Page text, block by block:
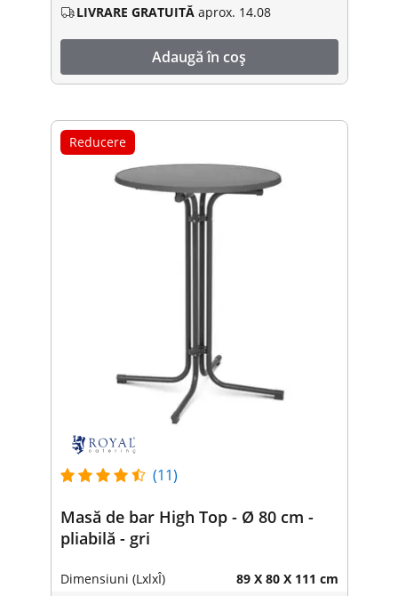
LIVRARE GRATUITĂ aprox. 14.08
Adaugă în coș
Reducere
(11)
Masă de bar High Top - Ø 80 cm -
pliabilă - gri
Dimensiuni (LxlxÎ) 89 X 80 X 111 cm